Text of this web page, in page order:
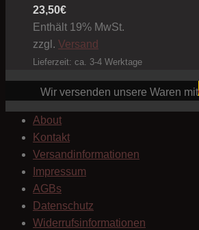
23,50€
Enthält 19% MwSt.
zzgl. Versand
Lieferzeit: ca. 3-4 Werktage
Wir versenden unsere Waren mit
About
Kontakt
Versandinformationen
Impressum
AGBs
Datenschutz
Widerrufsinformationen